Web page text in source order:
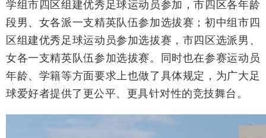
学组市四区组建优秀足球运动员参加，市四区各年龄
段男、女各派一支精英队伍参加选拔赛；初中组市四
区组建优秀足球运动员参加选拔赛，市四区选派男、
女各一支精英队伍参加选拔赛。同时也在参赛运动员
年龄、学籍等方面要求上也做了具体规定，为广大足
球爱好者提供了更公平、更具针对性的竞技舞台。